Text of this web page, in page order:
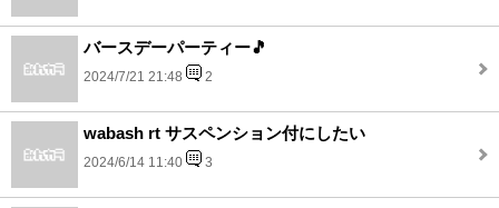
バースデーパーティー🎵
2024/7/21 21:48 2
wabash rt サスペンション付にしたい
2024/6/14 11:40 3